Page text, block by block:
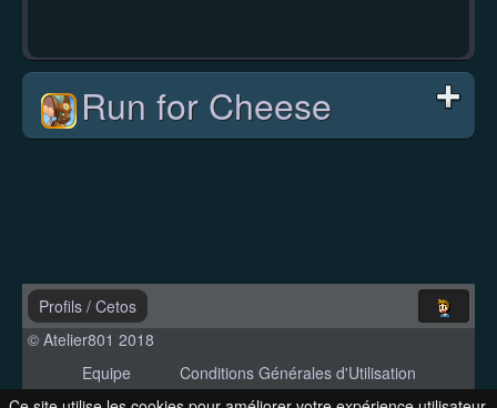
Run for Cheese
Profils / Cetos
© Atelier801 2018
Equipe
Conditions Générales d'Utilisation
Politique de Confidentialité
Contact